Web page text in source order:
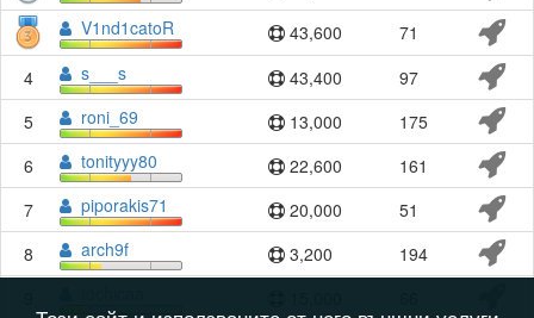
V1nd1catoR
43,600
71
4
s___s 43,400
97
5
roni_69 13,000
175
6
tonityyy80 22,600
161
7
piporakis71 20,000
51
8
arch9f 3,200
194